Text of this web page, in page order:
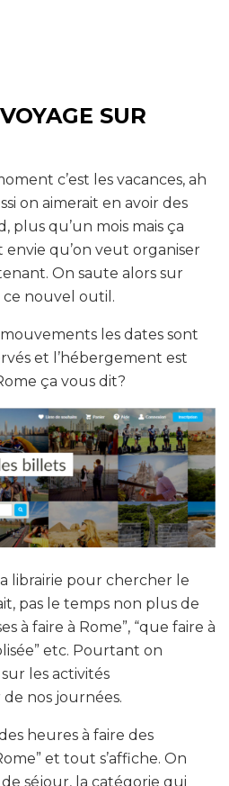
SUR
c’est les vacances, ah
on aimerait en avoir des
plus qu’un mois mais ça
qu’on veut organiser
On saute alors sur
ce nouvel outil.
les dates sont
et l’hébergement est
ça vous dit?
librairie pour chercher le
pas le temps non plus de
à faire à Rome”, “que faire à
etc. Pourtant on
les activités
nos journées.
heures à faire des
et tout s’affiche. On
séjour, la catégorie qui